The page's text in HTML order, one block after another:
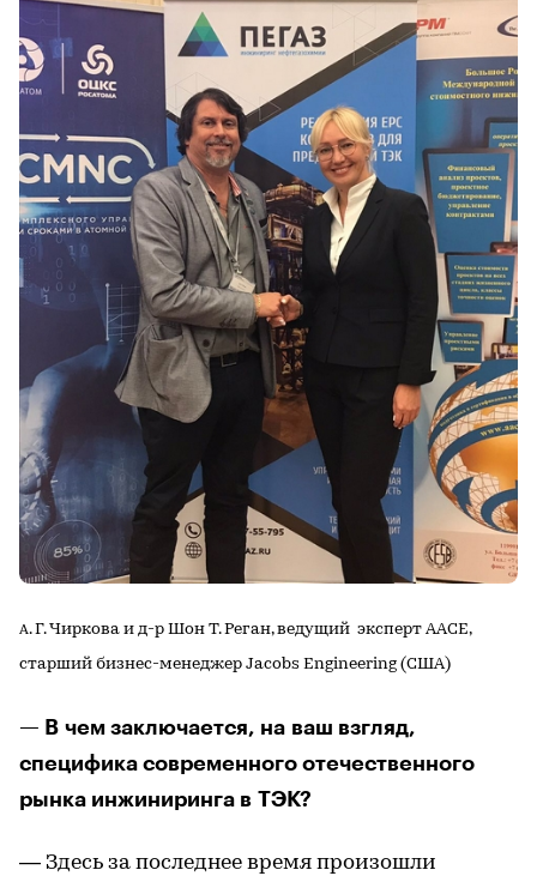
А. Г. Чиркова и д-р Шон Т. Реган, ведущий эксперт AACE,
старший бизнес-менеджер Jacobs Engineering (США)
— В чем заключается, на ваш взгляд,
специфика современного отечественного
рынка инжиниринга в ТЭК?
— Здесь за последнее время произошли